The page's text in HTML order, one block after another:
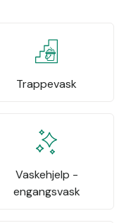
Trappevask
Vaskehjelp -
engangsvask